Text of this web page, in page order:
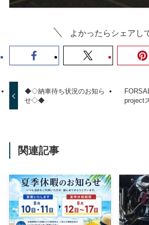
よかったらシェアし
◆◇納車待ち状況のお知ら
せ◇◆
project
関連記事